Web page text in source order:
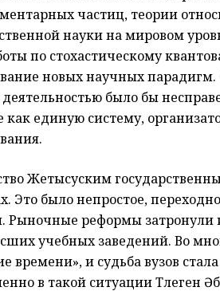
частиц, теории
науки на мировом
по стохастическому
новых научных парадигм.
было бы
единую систему,
Жетысуским
Это было непростое,
Рыночные реформы затронули
учебных заведений. Во
времени», и судьба вузов
в такой ситуации Төлеген